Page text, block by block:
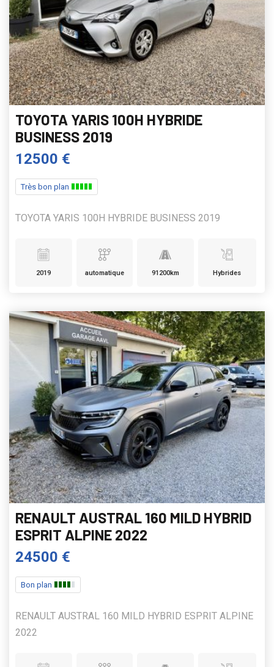
TOYOTA YARIS 100H HYBRIDE
BUSINESS 2019
12500 €
Très bon plan
TOYOTA YARIS 100H HYBRIDE BUSINESS 2019
2019 automatique 91200km Hybrides
RENAULT AUSTRAL 160 MILD HYBRID
ESPRIT ALPINE 2022
24500 €
Bon plan
RENAULT AUSTRAL 160 MILD HYBRID ESPRIT ALPINE
2022